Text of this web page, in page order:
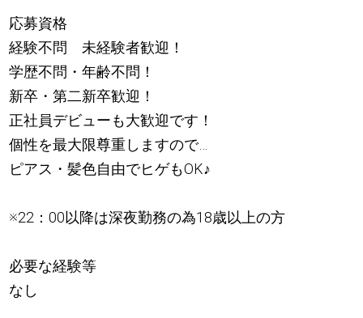
応募資格
経験不問 未経験者歓迎！
学歴不問・年齢不問！
新卒・第二新卒歓迎！
正社員デビューも大歓迎です！
個性を最大限尊重しますので…
ピアス・髪色自由でヒゲもOK♪
※22：00以降は深夜勤務の為18歳以上の方
必要な経験等
なし